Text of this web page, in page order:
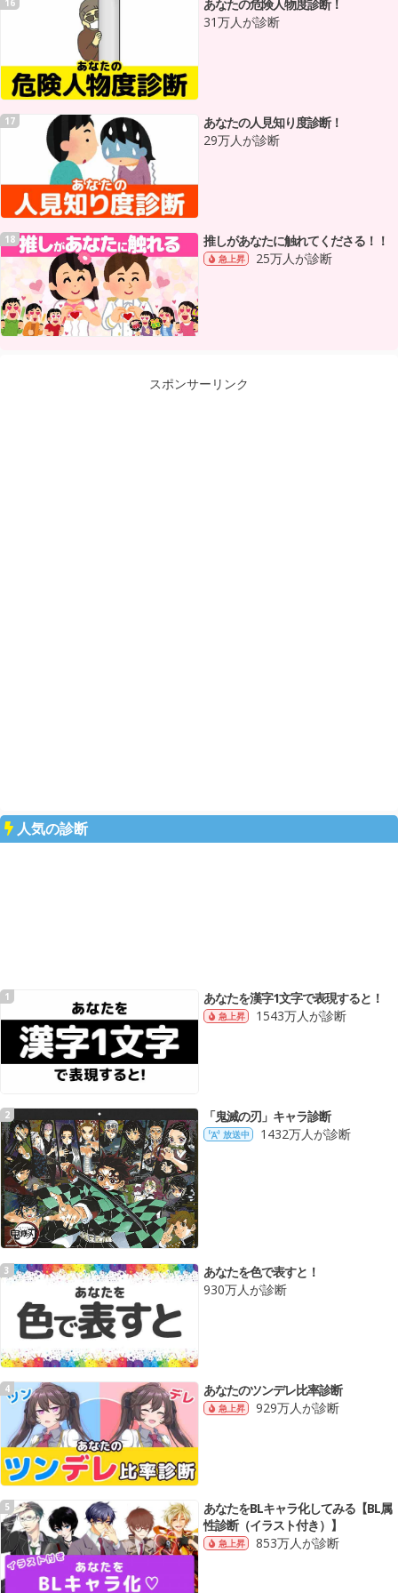
あなたの危険人物度診断！
31万人が診断
17
あなたの人見知り度診断！
29万人が診断
18 推しがあなたに触れてくださる！！
急上昇 25万人が診断
スポンサーリンク
人気の診断
1 あなたを漢字1文字で表現すると！
急上昇 1543万人が診断
2 「鬼滅の刃」キャラ診断
放送中 1432万人が診断
3
あなたを色で表すと！
930万人が診断
4 あなたのツンデレ比率診断
急上昇 929万人が診断
5
あなたをBLキャラ化してみる【BL属
性診断（イラスト付き）】
急上昇 853万人が診断